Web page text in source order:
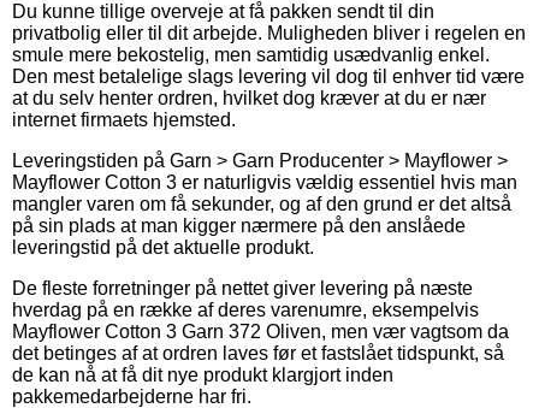
Du kunne tillige overveje at få pakken sendt til din
privatbolig eller til dit arbejde. Muligheden bliver i regelen en
smule mere bekostelig, men samtidig usædvanlig enkel.
Den mest betalelige slags levering vil dog til enhver tid være
at du selv henter ordren, hvilket dog kræver at du er nær
internet firmaets hjemsted.
Leveringstiden på Garn > Garn Producenter > Mayflower >
Mayflower Cotton 3 er naturligvis vældig essentiel hvis man
mangler varen om få sekunder, og af den grund er det altså
på sin plads at man kigger nærmere på den anslåede
leveringstid på det aktuelle produkt.
De fleste forretninger på nettet giver levering på næste
hverdag på en række af deres varenumre, eksempelvis
Mayflower Cotton 3 Garn 372 Oliven, men vær vagtsom da
det betinges af at ordren laves før et fastslået tidspunkt, så
de kan nå at få dit nye produkt klargjort inden
pakkemedarbejderne har fri.